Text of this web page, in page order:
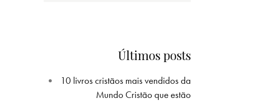
Últimos posts
10 livros cristãos mais vendidos da
Mundo Cristão que estão